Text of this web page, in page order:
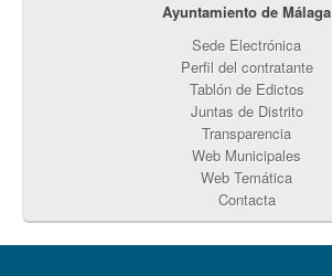
Ayuntamiento de Málaga
Sede Electrónica
Perfil del contratante
Tablón de Edictos
Juntas de Distrito
Transparencia
Web Municipales
Web Temática
Contacta